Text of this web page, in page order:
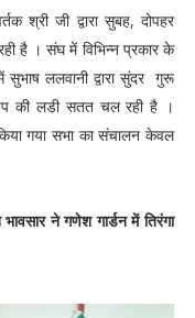
श्री जी द्वारा सुबह, दोपहर
रही है । संघ में विभिन्न प्रकार के
ललवानी द्वारा सुंदर गुरू
की लडी सतत चल रही है ।
गया सभा का संचालन केवल
ने गणेश गार्डन में तिरंगा